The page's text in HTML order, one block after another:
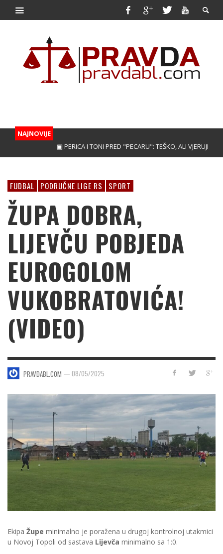
NAJNOVIJE
▣ PERICA I TONI PRED "PECARU": TEŠKO, ALI VJERUJEMO!
FUDBAL PODRUČNE LIGE RS SPORT
ŽUPA DOBRA,
LIJEVČU POBJEDA
EUROGOLOM
VUKOBRATOVIĆA!
(VIDEO)
PRAVDABL.COM — 08/05/2025
Ekipa Župe minimalno je poražena u drugoj kontrolnoj utakmici
u Novoj Topoli od sastava Lijevča minimalno sa 1:0.